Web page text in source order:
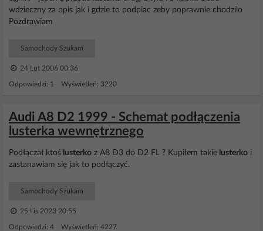
wdzieczny za opis jak i gdzie to podpiac zeby poprawnie chodzilo
Pozdrawiam
Samochody Szukam
24 Lut 2006 00:36
Odpowiedzi: 1 Wyświetleń: 3220
Audi A8 D2 1999 - Schemat podłączenia
lusterka wewnętrznego
Podłączał ktoś lusterko z A8 D3 do D2 FL ? Kupiłem takie lusterko i
zastanawiam się jak to podłączyć.
Samochody Szukam
25 Lis 2023 20:55
Odpowiedzi: 4 Wyświetleń: 4227